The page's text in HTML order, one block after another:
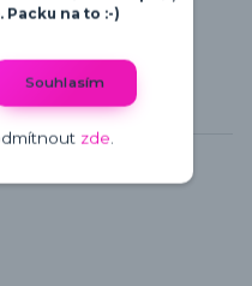
6
Packu na to :-)
Souhlasím
zde.